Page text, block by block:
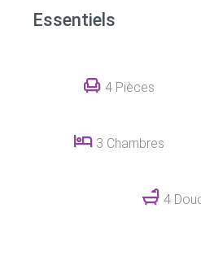
Essentiels
4 Pièces
3 Chambres
4